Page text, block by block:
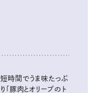
短時間でうま味たっぷ
り「豚肉とオリーブのト